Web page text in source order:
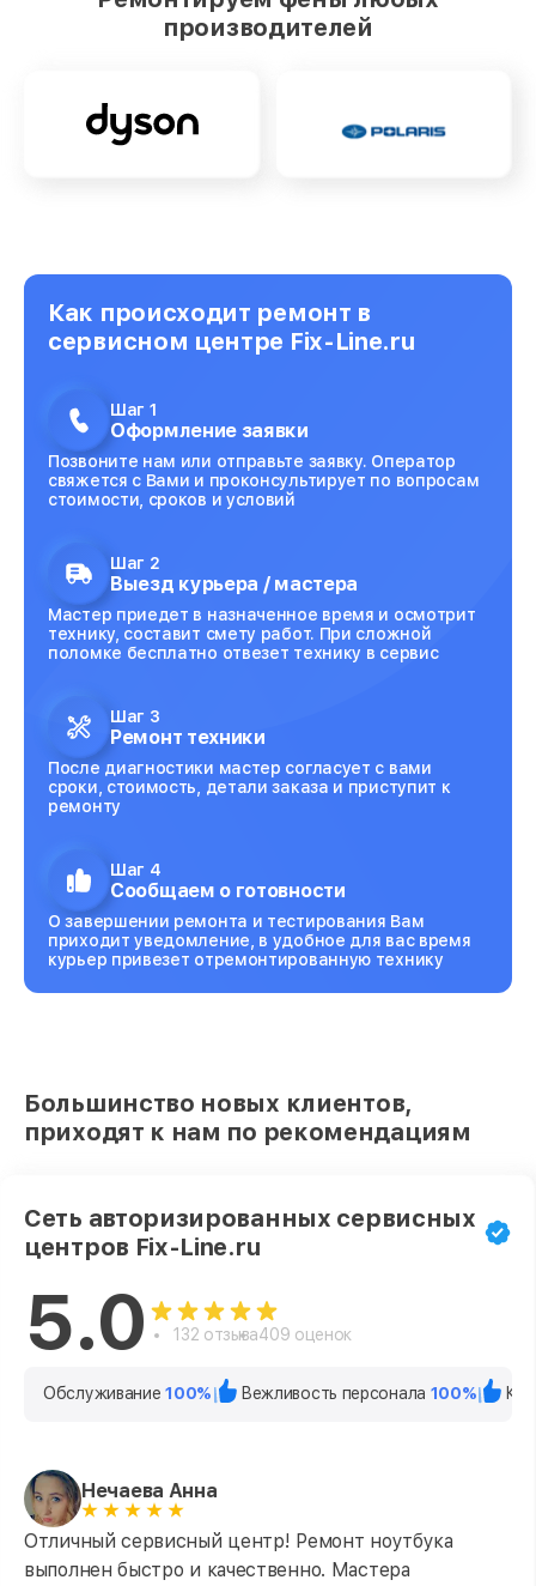
производителей
Как происходит ремонт в
сервисном центре Fix-Line.ru
Шаг 1
Оформление заявки
Позвоните нам или отправьте заявку. Оператор
свяжется с Вами и проконсультирует по вопросам
стоимости, сроков и условий
Шаг 2
Выезд курьера / мастера
Мастер приедет в назначенное время и осмотрит
технику, составит смету работ. При сложной
поломке бесплатно отвезет технику в сервис
Шаг 3
Ремонт техники
После диагностики мастер согласует с вами
сроки, стоимость, детали заказа и приступит к
ремонту
Шаг 4
Сообщаем о готовности
О завершении ремонта и тестирования Вам
приходит уведомление, в удобное для вас время
курьер привезет отремонтированную технику
Большинство новых клиентов,
приходят к нам по рекомендациям
Сеть авторизированных сервисных
центров Fix-Line.ru
5.0 132 отзыва409 оценок
Обслуживание100% Вежливость персонала 100%
Нечаева Анна
Отличный сервисный центр! Ремонт ноутбука
выполнен быстро и качественно. Мастера